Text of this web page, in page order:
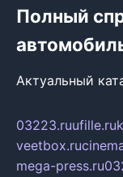
Полный
Актуальный
03223.ruufille.ru
veetbox.ru
mega-press.ru